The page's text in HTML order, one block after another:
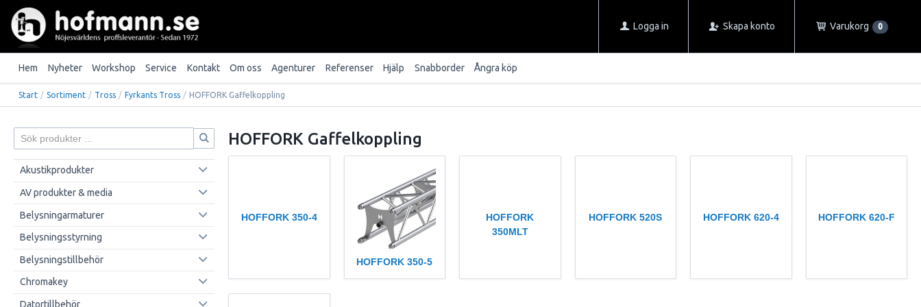
Logga in Skapa konto Varukorg 0
Hem Nyheter Workshop Service Kontakt Om oss Agenturer Referenser Hjälp Snabborder Ångra köp
Start / Sortiment / Tross / Fyrkants Tross / HOFFORK Gaffelkoppling
Akustikprodukter
AV produkter & media
Belysningarmaturer
Belysningsstyrning
Belysningstillbehör
Chromakey
Datortillbehör
HOFFORK Gaffelkoppling
HOFFORK 350-4
HOFFORK 350-5
HOFFORK
350MLT
HOFFORK 520S HOFFORK 620-4 HOFFORK 620-F